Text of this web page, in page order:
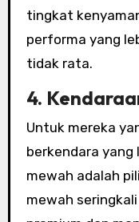
tingkat
performa yang
tidak rata.
4.
Untuk mereka
berkendara yang
mewah adalah
mewah